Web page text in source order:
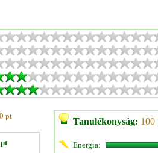
pt
Tanulékonyság: 100
Energia: